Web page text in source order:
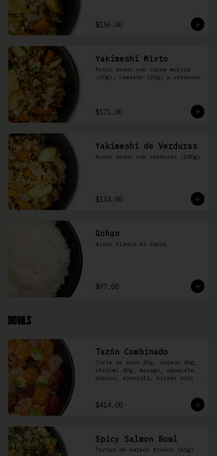
$156.00
Yakimeshi Mixto
Arroz asado con carne molida
(30g), camarón (20g) y verduras
$171.00
Yakimeshi de Verduras
Arroz asado con verduras (240g)
$134.00
Gohan
Arroz blanco al vapor
$97.00
Bowls
Tazón Combinado
Corte de atún 40g, salmon 40g,
shiromi 40g, masago, aguacate,
pepino, ajonjolí, kizami nori y
$414.00
Spicy Salmon Bowl
Tartar de salmón fresco (60g)